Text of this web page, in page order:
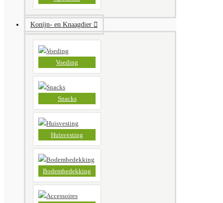
Konijn- en Knaagdier
Voeding
Snacks
Huisvesting
Bodembedekking